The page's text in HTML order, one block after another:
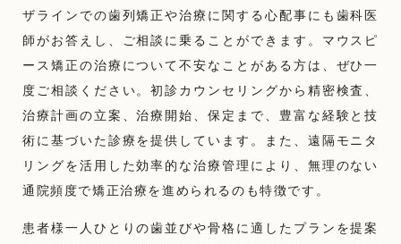
ザラインでの歯列矯正や治療に関する心配事にも歯科医
師がお答えし、ご相談に乗ることができます。マウスピ
ース矯正の治療について不安なことがある方は、ぜひ一
度ご相談ください。初診カウンセリングから精密検査、
治療計画の立案、治療開始、保定まで、豊富な経験と技
術に基づいた診療を提供しています。また、遠隔モニタ
リングを活用した効率的な治療管理により、無理のない
通院頻度で矯正治療を進められるのも特徴です。
患者様一人ひとりの歯並びや骨格に適したプランを提案